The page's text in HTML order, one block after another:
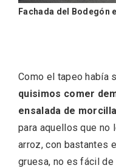
Fachada del Bodegón
Como el tapeo había
quisimos comer
ensalada de
para aquellos que no
arroz, con bastantes
gruesa, no es fácil
Inauguración
ganchillo de